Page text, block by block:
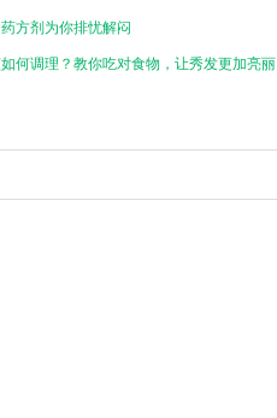
方剂为你排忧解闷
何调理？教你吃对食物，让秀发更加亮丽